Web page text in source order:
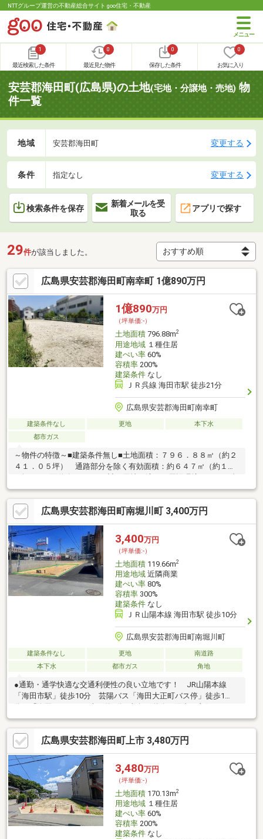
NTTグループ運営の不動産総合サイト goo住宅・不動産
1
最近検索した条件
0
最近見た物件
0
保存した条件
0
お気に入り
安芸郡海田町(広島県)の土地(宅地・分譲地・売地) 物
件一覧
地域 安芸郡海田町 変更する
条件 指定なし 変更する
検索条件を保存
新着メールを受
取る
アプリで探す
29件が該当しました。
広島県安芸郡海田町南幸町 1億890万円
1億890万円
（坪単価:-）
土地面積796.88m2
用途地域１種住居
建ぺい率60%
容積率200%
建築条件なし
ＪＲ呉線 海田市駅 徒歩21分
広島県安芸郡海田町南幸町
建築条件なし 更地
本下水
都市ガス
～物件の特徴～■建築条件無し■土地面積：７９６．８８㎡（約２
４１．０５坪） 通路部分を除く有効面積：約６４７㎡（約１９
６坪）■両面道路■アパート計画用地に適す～周辺環境～■アルゾ
海田店 徒歩５分（約３８０ｍ）■セブンイレブン広島海田曙町
店 徒歩６分（約４７０ｍ）■くすりのレデイ海田店 徒歩７分
（約５４０ｍ）■フジ海田店 徒歩７分（約５４０ｍ）■海田町立
海田南小学校 徒歩６分（約４１０ｍ）■海田町立海田中学校
徒歩７分（約５６０ｍ）
広島県安芸郡海田町南堀川町 3,400万円
3,400万円
（坪単価:-）
土地面積119.66m2
用途地域近隣商業
建ぺい率80%
容積率300%
建築条件なし
ＪＲ山陽本線 海田市駅 徒歩10分
広島県安芸郡海田町南堀川町
建築条件なし 更地
南道路
本下水
都市ガス 角地
●通勤・通学快適な交通利便性の良い立地です！ JR山陽本線
「海田市駅」徒歩10分 芸陽バス「海田大正町バス停」徒歩1
●建築条件はありません。お好きな住宅メーカーで建築可能で
す！●スーパー「マックスバリュ海田店」徒歩4分！周辺に生活利
便施設が充実しています●2号線から脇道に入った場所のため、駐
車の際も安全を確保しやすく安心です●自転車移動も気軽な平坦
地です※給水・排水・ガスは宅内に引き込み済です
広島県安芸郡海田町上市 3,480万円
3,480万円
（坪単価:-）
土地面積170.13m2
用途地域１種住居
建ぺい率60%
容積率200%
建築条件なし